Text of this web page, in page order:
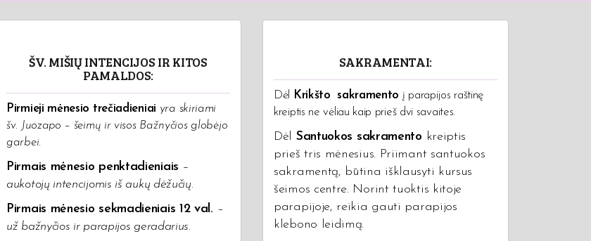
ŠV. MIŠIŲ INTENCIJOS IR KITOS
PAMALDOS:
Pirmieji mėnesio trečiadieniai yra skiriami
šv. Juozapo – šeimų ir visos Bažnyčios globėjo
garbei.
Pirmais mėnesio penktadieniais –
aukotojų intencijomis iš aukų dėžučių.
Pirmais mėnesio sekmadieniais 12 val. –
už bažnyčios ir parapijos geradarius.
SAKRAMENTAI:
Dėl Krikšto sakramento į parapijos raštinę
kreiptis ne vėliau kaip prieš dvi savaites.
Dėl Santuokos sakramento kreiptis
prieš tris mėnesius. Priimant santuokos
sakramentą, būtina išklausyti kursus
šeimos centre. Norint tuoktis kitoje
parapijoje, reikia gauti parapijos
klebono leidimą.